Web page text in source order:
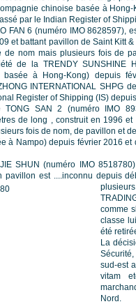
chinoise basée à
par le Indian Register of
FAN 6 (numéro IMO 8628597),
et battant pavillon de Saint Kitt
de nom mais plusieurs fois de
de la TRENDY SUNSHINE
basée à Hong-Kong) depuis
INTERNATIONAL SHPG
Register of Shipping (IS)
SAN 2 (numéro IMO
de long , construit en 1996
fois de nom, de pavillon et
à Nampo) depuis février 2016
SHUN (numéro IMO
pavillon est ....inconnu depuis
comme
classe
été
La
sud-est
vitam
Nord.